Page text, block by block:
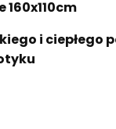
i ciepłego